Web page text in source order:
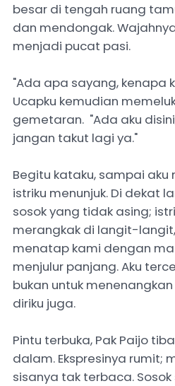
besar di tengah ruang
dan mendongak.
menjadi pucat pasi.
‎"Ada apa sayang, kenapa
Ucapku kemudian
gemetaran. "Ada aku
jangan takut lagi ya."
Begitu kataku, sampai
istriku menunjuk. Di dekat
sosok yang tidak asing;
merangkak di langit-
menatap kami dengan
menjulur panjang. Aku
bukan untuk
diriku juga.
‎Pintu terbuka, Pak Paijo
dalam. Ekspresinya rumit;
sisanya tak terbaca.